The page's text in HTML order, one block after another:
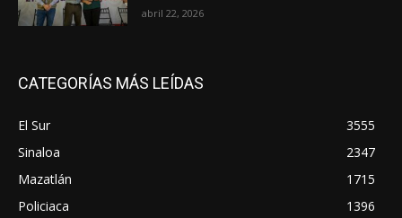
abril 22, 2026
CATEGORÍAS MÁS LEÍDAS
El Sur
3555
Sinaloa
2347
Mazatlán
1715
Policiaca
1396